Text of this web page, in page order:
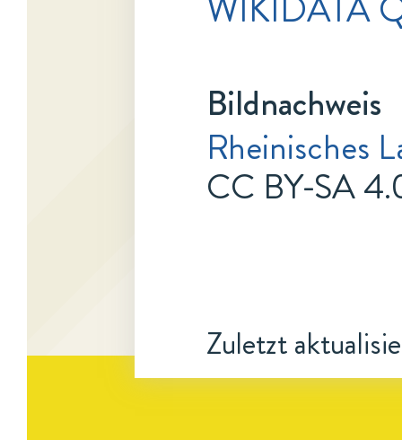
Bildnachweis
Rheinisches
CC BY-SA
Zuletzt